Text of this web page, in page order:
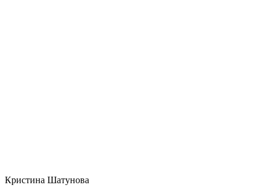
Кристина Шатунова